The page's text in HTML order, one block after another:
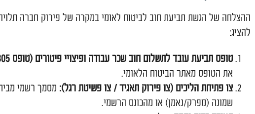
תביעת חוב לביטוח לאומי
חוב לביטוח לאומי במקרה של פירוק חברה כולל מספר שלבים
להבטיח את מיצוי זכויותיכם.